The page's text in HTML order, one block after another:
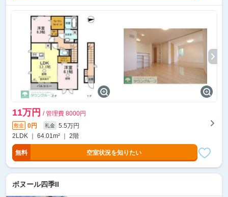
11万円 / 管理費 8000円
敷金 0円 礼金
5.5万円
2LDK ｜ 64.01m² ｜ 2階
無料 空室状況を知りたい
ボヌール四季II